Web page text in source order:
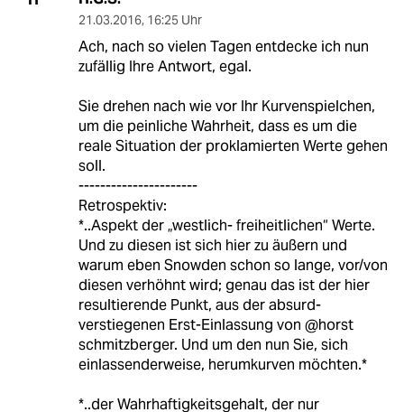
21.03.2016, 16:25 Uhr
Ach, nach so vielen Tagen entdecke ich nun
zufällig Ihre Antwort, egal.
Sie drehen nach wie vor Ihr Kurvenspielchen,
um die peinliche Wahrheit, dass es um die
reale Situation der proklamierten Werte gehen
soll.
----------------------
Retrospektiv:
*..Aspekt der „westlich- freiheitlichen“ Werte.
Und zu diesen ist sich hier zu äußern und
warum eben Snowden schon so lange, vor/von
diesen verhöhnt wird; genau das ist der hier
resultierende Punkt, aus der absurd-
verstiegenen Erst-Einlassung von @horst
schmitzberger. Und um den nun Sie, sich
einlassenderweise, herumkurven möchten.*
*..der Wahrhaftigkeitsgehalt, der nur